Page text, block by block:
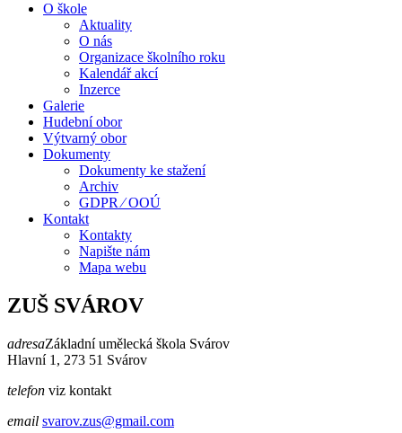
O škole
Aktuality
O nás
Organizace školního roku
Kalendář akcí
Inzerce
Galerie
Hudební obor
Výtvarný obor
Dokumenty
Dokumenty ke stažení
Archiv
GDPR ⁄ OOÚ
Kontakt
Kontakty
Napište nám
Mapa webu
ZUŠ SVÁROV
adresaZákladní umělecká škola Svárov
Hlavní 1, 273 51 Svárov
telefon viz kontakt
email svarov.zus@gmail.com